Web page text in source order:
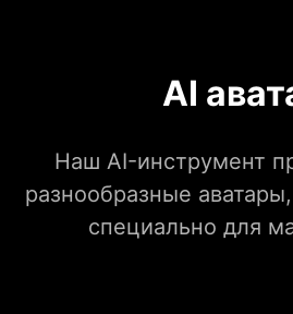
AI
Наш AI-инструмент
разнообразные
специально для